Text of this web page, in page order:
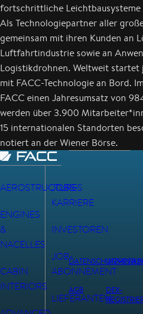
fortschrittliche
Als Technologiepartner aller
gemeinsam mit ihren Kunden an
Luftfahrtindustrie sowie an
Logistikdrohnen. Weltweit startet
mit FACC-Technologie an Bord.
FACC einen Jahresumsatz von
werden über 3.900
15 internationalen Standorten
notiert an der Wiener Börse.
AEROSTRUCTURES
ENGINES
&
NACELLES
CABIN
INTERIORS
JOBS-
KARRIERE
INVESTOREN
JOB-
ABONNEMENT
LIEFERANTEN
AGB
DEX-